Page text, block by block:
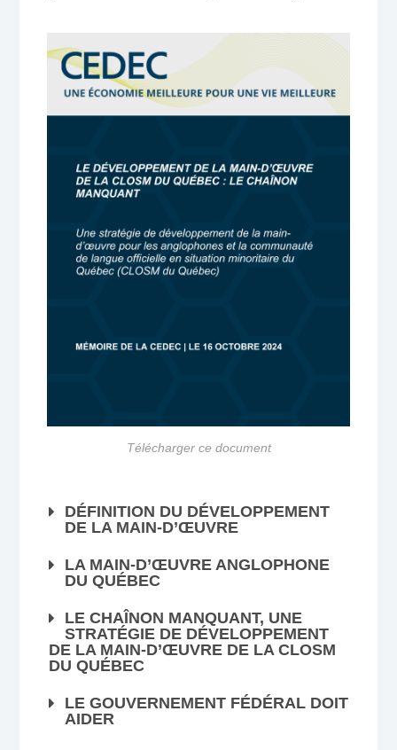
Télécharger ce document
DÉFINITION DU DÉVELOPPEMENT
DE LA MAIN-D’ŒUVRE
LA MAIN-D’ŒUVRE ANGLOPHONE
DU QUÉBEC
LE CHAÎNON MANQUANT, UNE
STRATÉGIE DE DÉVELOPPEMENT
DE LA MAIN-D’ŒUVRE DE LA CLOSM
DU QUÉBEC
LE GOUVERNEMENT FÉDÉRAL DOIT
AIDER